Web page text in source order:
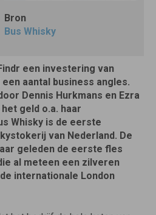
Bron
Bus Whisky
een investering van
aantal business angles.
Dennis Hurkmans en Ezra
geld o.a. haar
Whisky is de eerste
van Nederland. De
geleden de eerste fles
al meteen een zilveren
internationale London